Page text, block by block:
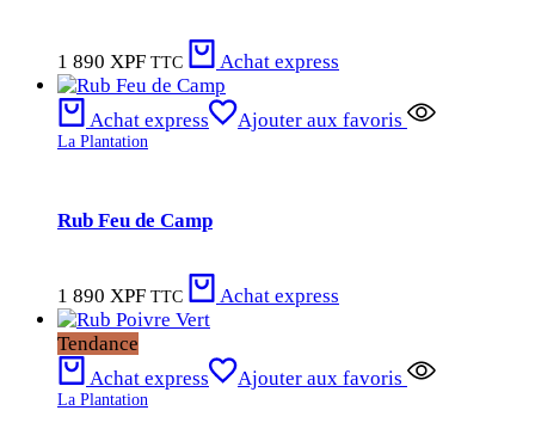
1 890 XPF TTC Achat express
Achat express Ajouter aux favoris
La Plantation
Rub Feu de Camp
1 890 XPF TTC Achat express
Tendance
Achat express
Ajouter aux favoris
La Plantation